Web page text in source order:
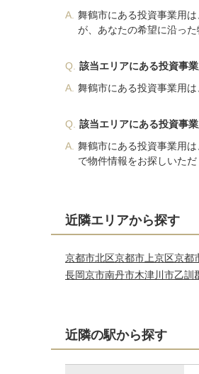
A. 舞鶴市にある投資事業用
が、あなたの希望に沿った
Q. 該当エリアにある投資事
A. 舞鶴市にある投資事業用
Q. 該当エリアにある投資事
A. 舞鶴市にある投資事業用
で物件情報をお探しいただ
近隣エリアから探す
京都市北区京都市上京区京都
長岡京市南丹市木津川市乙訓
近隣の駅から探す